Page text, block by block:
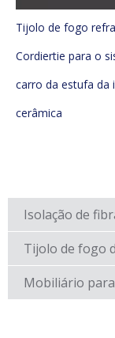
Tijolo de fogo
Cordiertie para o
carro da estufa da
cerâmica
Isolação de
Tijolo de fogo
Mobiliário